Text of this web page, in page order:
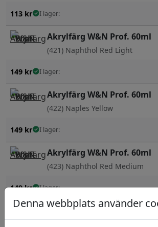
113 kr I lager:
Akrylfärg W&N Prof. 60ml
(421) Naphthol Red Light
149 kr I lager:
Akrylfärg W&N Prof. 60ml
(422) Naples Yellow
149 kr I lager:
Akrylfärg W&N Prof. 60ml
(423) Naphthol Red Medium
149kr I lager:
Akrylfärg W&N Prof. 60ml
Denna webbplats använder